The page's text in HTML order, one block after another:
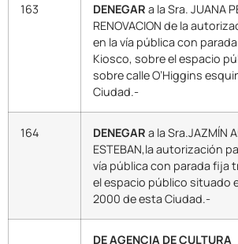
163 DENEGAR a la Sra. JUANA
RENOVACION de la
en la vía pública con
Kiosco, sobre el espacio
sobre calle O’Higgins
Ciudad.-
164 DENEGAR a la Sra.JAZMÍN
ESTEBAN,la autorización
vía pública con parada fija
el espacio público situado
2000 de esta Ciudad.-
DE AGENCIA DE CULTURA